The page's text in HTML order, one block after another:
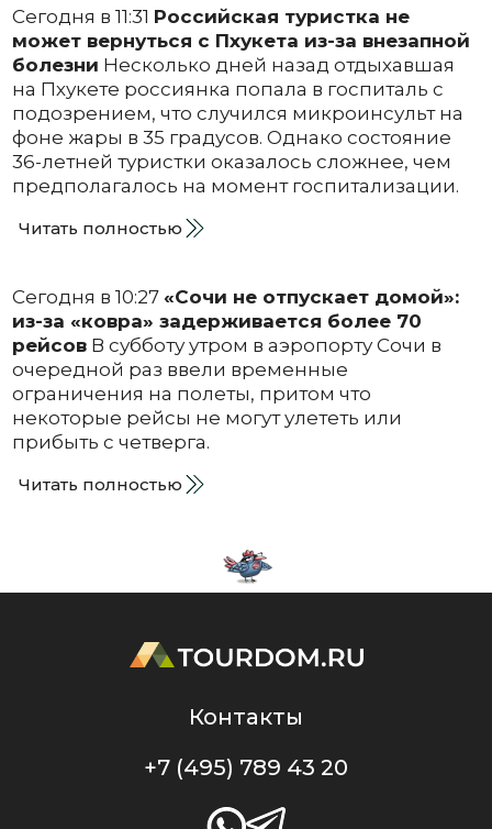
Сегодня в 11:31 Российская туристка не
может вернуться с Пхукета из-за внезапной
болезни Несколько дней назад отдыхавшая
на Пхукете россиянка попала в госпиталь с
подозрением, что случился микроинсульт на
фоне жары в 35 градусов. Однако состояние
36-летней туристки оказалось сложнее, чем
предполагалось на момент госпитализации.
Читать полностью
Сегодня в 10:27 «Сочи не отпускает домой»:
из-за «ковра» задерживается более 70
рейсовВ субботу утром в аэропорту Сочи в
очередной раз ввели временные
ограничения на полеты, притом что
некоторые рейсы не могут улететь или
прибыть с четверга.
Читать полностью
Контакты
+7 (495) 789 43 20